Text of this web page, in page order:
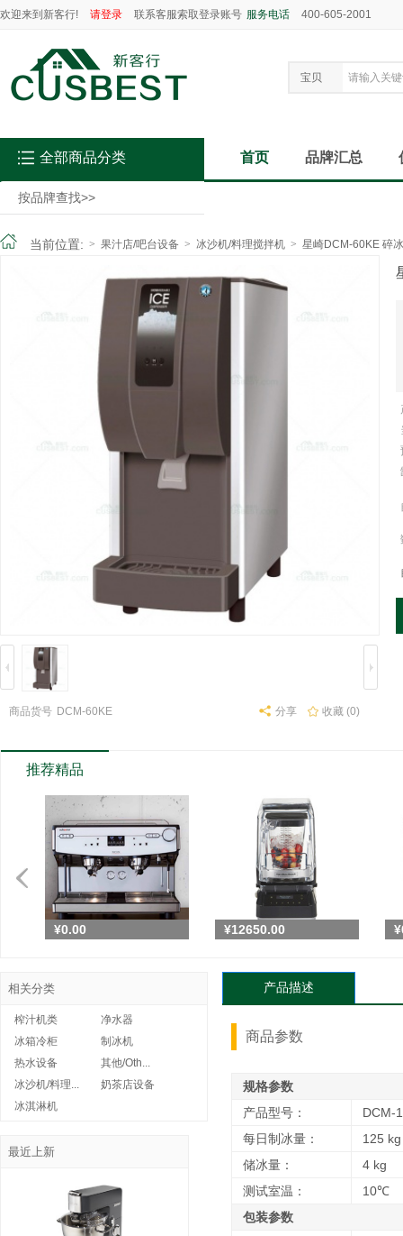
欢迎来到新客行! 请登录 联系客服索取登录账号 服务电话 400-605-2001
宝贝
按品牌查找>>
全部商品分类 首页 品牌汇总
当前位置: > 果汁店/吧台设备 > 冰沙机/料理搅拌机 > 星崎DCM-60KE 碎
商品货号 DCM-60KE 收藏 (0)
分享
推荐精品
¥0.00 ¥12650.00
¥0.00
相关分类
榨汁机类
净水器
冰箱冷柜
制冰机
热水设备
其他/Oth...
冰沙机/料理...
奶茶店设备
冰淇淋机
最近上新
意大利Orved Cui...
¥0.00
意大利商用烤箱QUICK...
美国进口商用冰沙机Ham...
¥6533.00
商用进口厨师机和面机 H...
¥6000.00
产品描述
商品参数
规格参数
产品型号：
DCM-
每日制冰量：
125 kg
储冰量：
4 kg
测试室温：
10℃
包装参数